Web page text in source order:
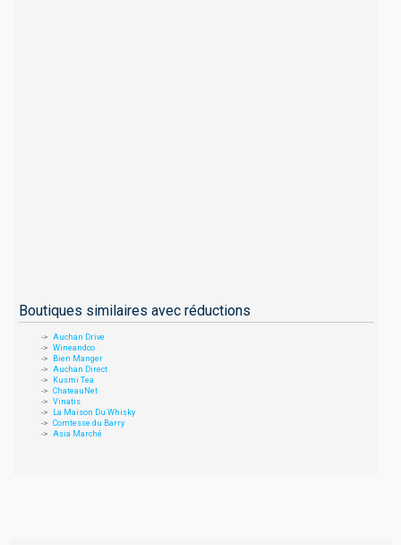
Boutiques similaires avec réductions
Auchan Drive
Wineandco
Bien Manger
Auchan Direct
Kusmi Tea
ChateauNet
Vinatis
La Maison Du Whisky
Comtesse du Barry
Asia Marché